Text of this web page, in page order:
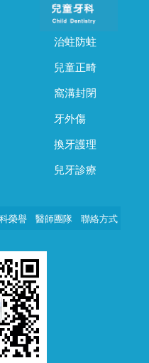
治蛀防蛀
兒童正畸
窩溝封閉
牙外傷
換牙護理
兒牙診療
榮譽 醫師團隊 聯絡方式